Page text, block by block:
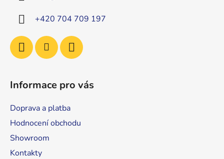
+420 704 709 197
Informace pro vás
Doprava a platba
Hodnocení obchodu
Showroom
Kontakty